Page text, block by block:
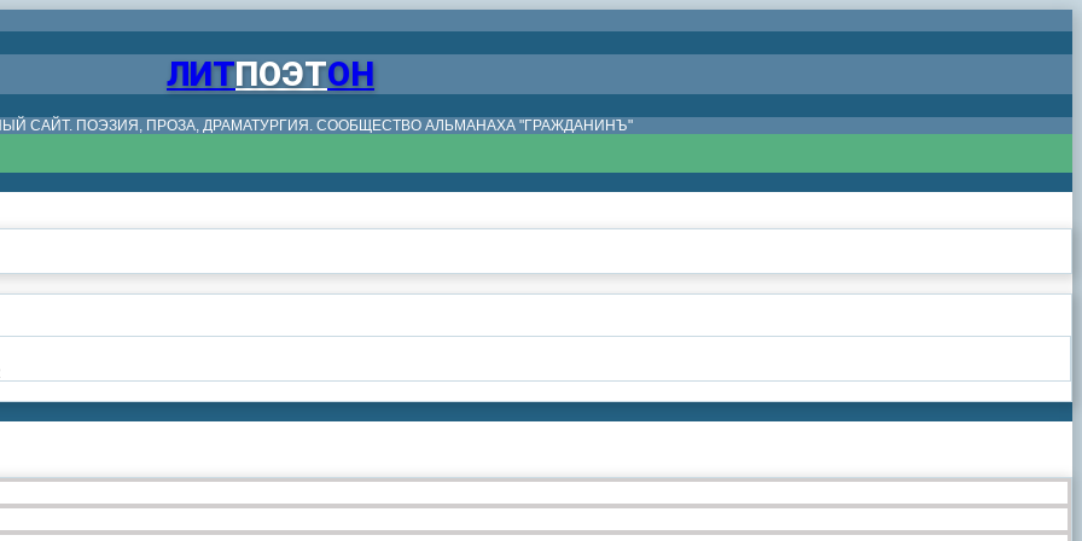
ЛИТПОЭТОН
САЙТ. ПОЭЗИЯ, ПРОЗА, ДРАМАТУРГИЯ. СООБЩЕСТВО АЛЬМАНАХА "ГРАЖДАНИНЪ"